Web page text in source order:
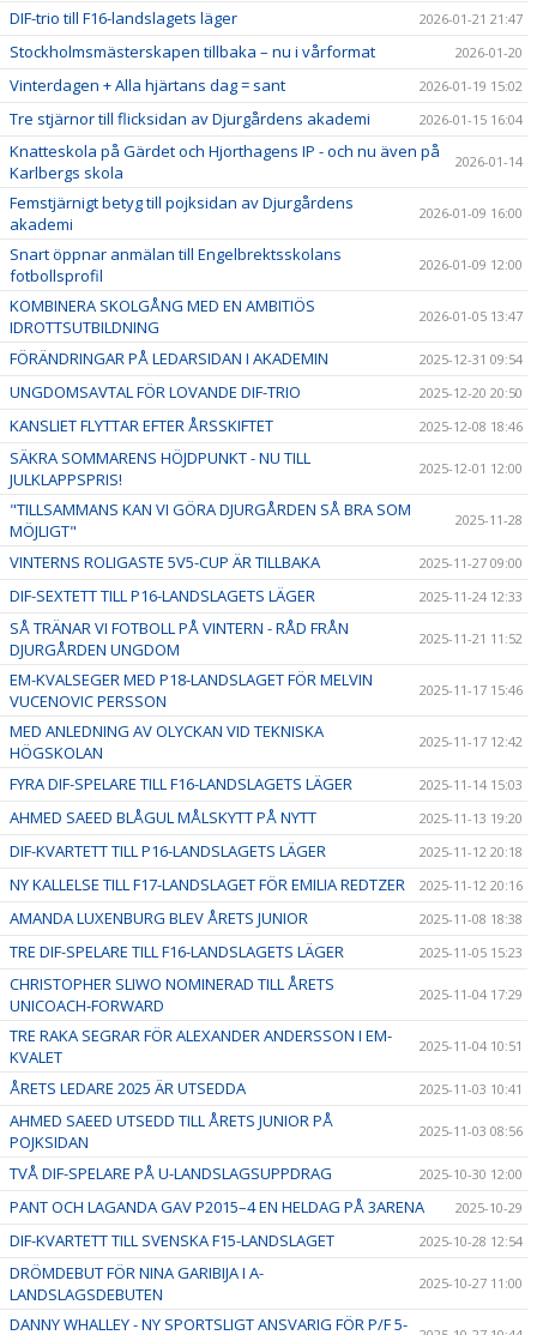
DIF-trio till F16-landslagets läger 2026-01-21 21:47
Stockholmsmästerskapen tillbaka – nu i vårformat 2026-01-20
Vinterdagen + Alla hjärtans dag = sant 2026-01-19 15:02
Tre stjärnor till flicksidan av Djurgårdens akademi 2026-01-15 16:04
Knatteskola på Gärdet och Hjorthagens IP - och nu även på
Karlbergs skola
2026-01-14
Femstjärnigt betyg till pojksidan av Djurgårdens
akademi
2026-01-09 16:00
Snart öppnar anmälan till Engelbrektsskolans
fotbollsprofil
2026-01-09 12:00
KOMBINERA SKOLGÅNG MED EN AMBITIÖS
IDROTTSUTBILDNING
2026-01-05 13:47
FÖRÄNDRINGAR PÅ LEDARSIDAN I AKADEMIN 2025-12-31 09:54
UNGDOMSAVTAL FÖR LOVANDE DIF-TRIO 2025-12-20 20:50
KANSLIET FLYTTAR EFTER ÅRSSKIFTET 2025-12-08 18:46
SÄKRA SOMMARENS HÖJDPUNKT - NU TILL
JULKLAPPSPRIS!
2025-12-01 12:00
"TILLSAMMANS KAN VI GÖRA DJURGÅRDEN SÅ BRA SOM
MÖJLIGT"
2025-11-28
VINTERNS ROLIGASTE 5V5-CUP ÄR TILLBAKA 2025-11-27 09:00
DIF-SEXTETT TILL P16-LANDSLAGETS LÄGER 2025-11-24 12:33
SÅ TRÄNAR VI FOTBOLL PÅ VINTERN - RÅD FRÅN
DJURGÅRDEN UNGDOM
2025-11-21 11:52
EM-KVALSEGER MED P18-LANDSLAGET FÖR MELVIN
VUCENOVIC PERSSON
2025-11-17 15:46
MED ANLEDNING AV OLYCKAN VID TEKNISKA
HÖGSKOLAN
2025-11-17 12:42
FYRA DIF-SPELARE TILL F16-LANDSLAGETS LÄGER 2025-11-14 15:03
AHMED SAEED BLÅGUL MÅLSKYTT PÅ NYTT 2025-11-13 19:20
DIF-KVARTETT TILL P16-LANDSLAGETS LÄGER 2025-11-12 20:18
NY KALLELSE TILL F17-LANDSLAGET FÖR EMILIA REDTZER 2025-11-12 20:16
AMANDA LUXENBURG BLEV ÅRETS JUNIOR 2025-11-08 18:38
TRE DIF-SPELARE TILL F16-LANDSLAGETS LÄGER 2025-11-05 15:23
CHRISTOPHER SLIWO NOMINERAD TILL ÅRETS
UNICOACH-FORWARD
2025-11-04 17:29
TRE RAKA SEGRAR FÖR ALEXANDER ANDERSSON I EM-
KVALET
2025-11-04 10:51
ÅRETS LEDARE 2025 ÄR UTSEDDA 2025-11-03 10:41
AHMED SAEED UTSEDD TILL ÅRETS JUNIOR PÅ
POJKSIDAN
2025-11-03 08:56
TVÅ DIF-SPELARE PÅ U-LANDSLAGSUPPDRAG 2025-10-30 12:00
PANT OCH LAGANDA GAV P2015–4 EN HELDAG PÅ 3ARENA 2025-10-29
DIF-KVARTETT TILL SVENSKA F15-LANDSLAGET 2025-10-28 12:54
DRÖMDEBUT FÖR NINA GARIBIJA I A-
LANDSLAGSDEBUTEN
2025-10-27 11:00
DANNY WHALLEY - NY SPORTSLIGT ANSVARIG FÖR P/F 5-